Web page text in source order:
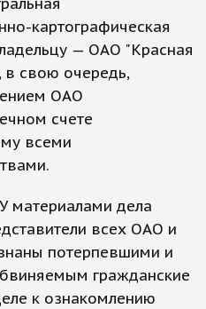
картографическая
— ОАО "Красная
в свою очередь,
ОАО
счете
всеми
материалами дела
всех ОАО и
потерпевшими и
гражданские
к ознакомлению